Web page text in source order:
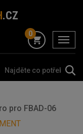
.CZ
menu
0
pro FBAD-06